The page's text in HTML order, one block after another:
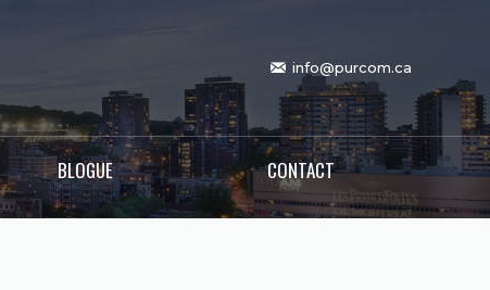
info@purcom.ca
BLOGUE CONTACT